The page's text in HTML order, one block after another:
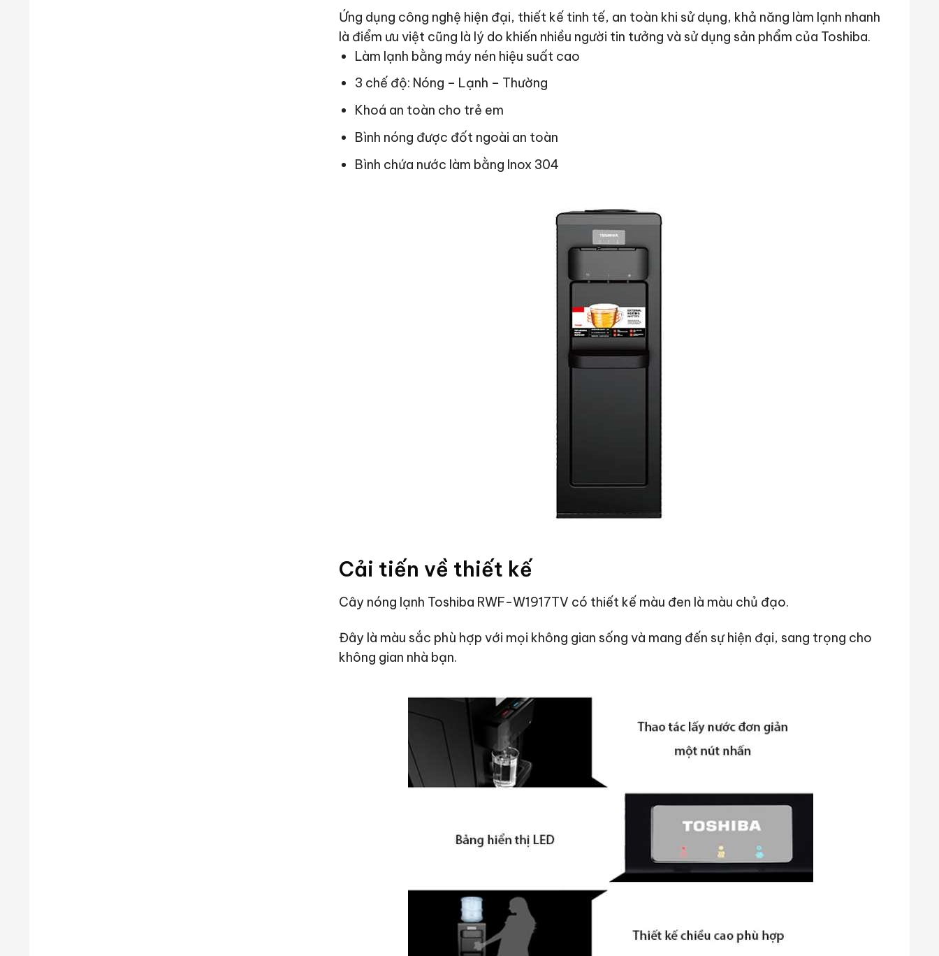
Ứng dụng công nghệ hiện đại, thiết kế tinh tế, an toàn khi sử dụng, khả năng làm lạnh nhanh
là điểm ưu việt cũng là lý do khiến nhiều người tin tưởng và sử dụng sản phẩm của Toshiba.
Làm lạnh bằng máy nén hiệu suất cao
3 chế độ: Nóng – Lạnh – Thường
Khoá an toàn cho trẻ em
Bình nóng được đốt ngoài an toàn
Bình chứa nước làm bằng Inox 304
Cải tiến về thiết kế
Cây nóng lạnh Toshiba RWF-W1917TV có thiết kế màu đen là màu chủ đạo.
Đây là màu sắc phù hợp với mọi không gian sống và mang đến sự hiện đại, sang trọng cho
không gian nhà bạn.